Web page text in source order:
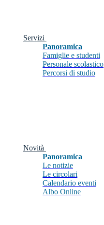
Servizi
Panoramica
Famiglie e studenti
Personale scolastico
Percorsi di studio
Novità
Panoramica
Le notizie
Le circolari
Calendario eventi
Albo Online